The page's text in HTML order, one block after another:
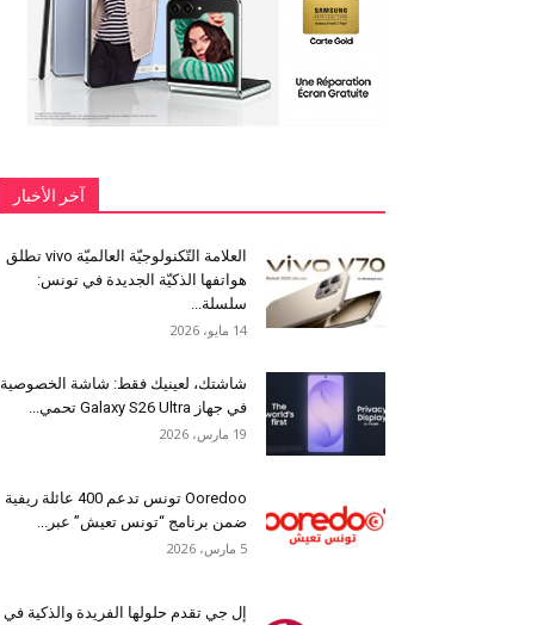
آخر الأخبار
العلامة التّكنولوجيّة العالميّة vivo تطلق
هواتفها الذكيّة الجديدة في تونس:
سلسلة...
14 مايو، 2026
شاشتك، لعينيك فقط: شاشة الخصوصية
في جهاز Galaxy S26 Ultra تحمي...
19 مارس، 2026
Ooredoo تونس تدعم 400 عائلة ريفية
ضمن برنامج “تونس تعيش” عبر...
5 مارس، 2026
إل جي تقدم حلولها الفريدة والذكية في